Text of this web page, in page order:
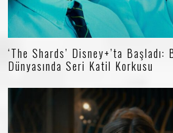
‘The Shards’ Disney+’ta
Dünyasında Seri Katil Korkusu